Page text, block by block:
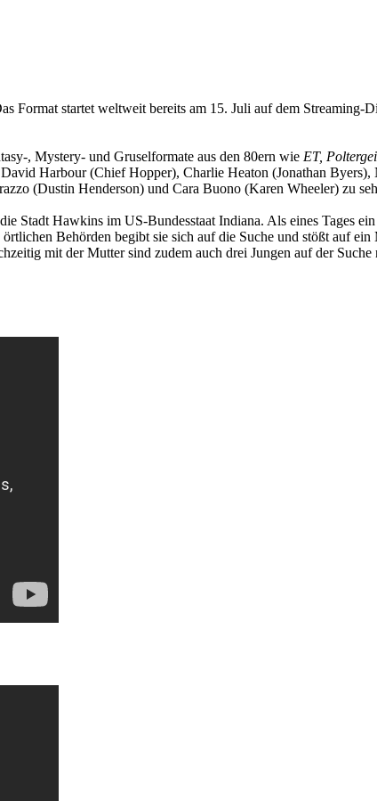
Format startet weltweit bereits am 15. Juli auf dem Streaming-
, Mystery- und Gruselformate aus den 80ern wie ET,
Harbour (Chief Hopper), Charlie Heaton (Jonathan
(Dustin Henderson) und Cara Buono (Karen Wheeler) zu
Stadt Hawkins im US-Bundesstaat Indiana. Als eines Tages
Behörden begibt sie sich auf die Suche und stößt auf
mit der Mutter sind zudem auch drei Jungen auf der